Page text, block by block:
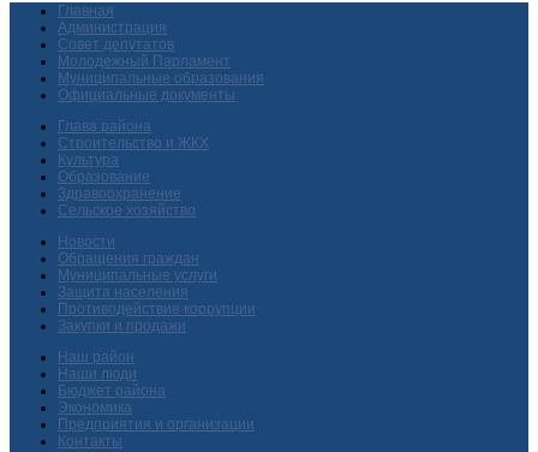
Главная
Администрация
Совет депутатов
Молодежный Парламент
Муниципальные образования
Официальные документы
Глава района
Строительство и ЖКХ
Культура
Образование
Здравоохранение
Сельское хозяйство
Новости
Обращения граждан
Муниципальные услуги
Защита населения
Противодействие коррупции
Закупки и продажи
Наш район
Наши люди
Бюджет района
Экономика
Предприятия и организации
Контакты